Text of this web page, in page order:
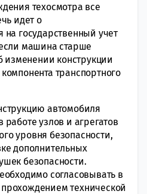
техосмотра все
идет о
на государственный учет
машина старше
изменении конструкции
транспортного
автомобиля
узлов и агрегатов
уровня безопасности,
дополнительных
безопасности.
согласовывать в
технической